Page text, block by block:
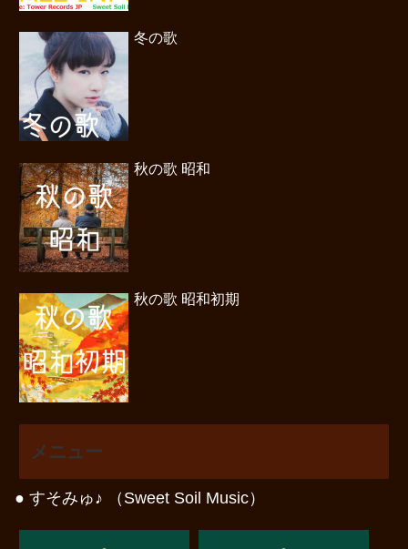
冬の歌
秋の歌 昭和
秋の歌 昭和初期
メニュー
● すそみゅ♪ （Sweet Soil Music）